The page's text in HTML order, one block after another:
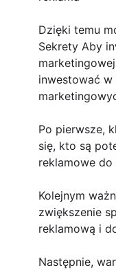
Dzięki temu
Sekrety Aby
inwestować w
Po pierwsze,
się, kto są
reklamowe
Kolejnym
zwiększenie
reklamową i
Następnie,